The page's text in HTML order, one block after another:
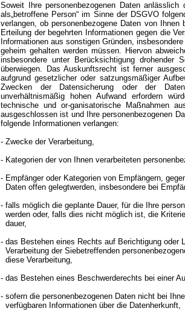
Soweit Ihre personenbezogenen Daten
als„betroffene Person“ im Sinne der DSGVO
verlangen, ob personenbezogene Daten von
Erteilung der begehrten Informationen gegen die
Informationen aus sonstigen Gründen,
geheim gehalten werden müssen. Hiervon
insbesondere unter Berücksichtigung drohender
überwiegen. Das Auskunftsrecht ist ferner
aufgrund gesetzlicher oder satzungsmäßiger
Zwecken der Datensicherung oder der
unverhältnismäßig hohen Aufwand erfordern
technische und or-ganisatorische Maßnahmen
ausgeschlossen ist und Ihre personenbezogenen
folgende Informationen verlangen:
- Zwecke der Verarbeitung,
- Kategorien der von Ihnen verarbeiteten
- Empfänger oder Kategorien von Empfängern,
Daten offen gelegtwerden, insbesondere bei
- falls möglich die geplante Dauer, für die Ihre
werden oder, falls dies nicht möglich ist, die
dauer,
- das Bestehen eines Rechts auf Berichtigung oder
Verarbeitung der Siebetreffenden
diese Verarbeitung,
- das Bestehen eines Beschwerderechts bei einer
- sofern die personenbezogenen Daten nicht bei
verfügbaren Informationen über die Datenherkunft,